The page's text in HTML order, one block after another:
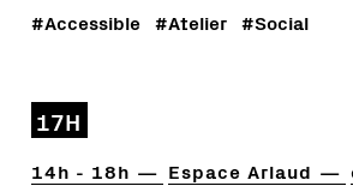
#Accessible #Atelier #Social
17H
14h - 18h Espace Arlaud